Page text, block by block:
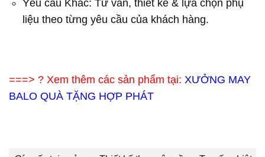
Yêu cầu Khác: Tư vấn, thiết kế & lựa chọn phụ
liệu theo từng yêu cầu của khách hàng.
===> ? Xem thêm các sản phẩm tại: XƯỞNG MAY
BALO QUÀ TẶNG HỢP PHÁT